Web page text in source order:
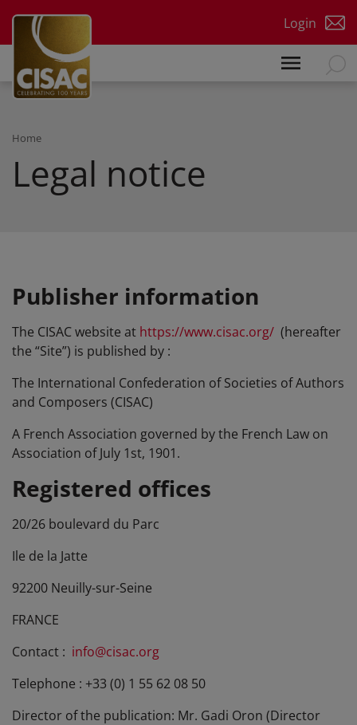
Login
Home
Legal notice
Publisher information
The CISAC website at https://www.cisac.org/ (hereafter
the “Site”) is published by :
The International Confederation of Societies of Authors
and Composers (CISAC)
A French Association governed by the French Law on
Association of July 1st, 1901.
Registered offices
20/26 boulevard du Parc
Ile de la Jatte
92200 Neuilly-sur-Seine
FRANCE
Contact : info@cisac.org
Telephone : +33 (0) 1 55 62 08 50
Director of the publication: Mr. Gadi Oron (Director